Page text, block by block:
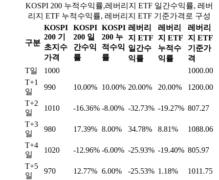
KOSPI 200 누적수익률,레버리지 ETF 일간수익률, 레버
리지 ETF 누적수익률, 레버리지 ETF 기준가격로 구성
구분
KOSPI
200 기
초지수
가격
KOSPI
200 일
간수익
률
KOSPI
200 누
적수익
률
레버리
지 ETF
일간수
익률
레버리
지 ETF
누적수
익률
레버리
지 ETF
기준가
격
T일
1000
1000.00
T+1
일
990 10.00% 10.00% 20.00% 20.00%
1200.00
T+2
일
1010 -16.36% -8.00% -32.73% -19.27% 807.27
T+3
일
980 17.39% 8.00% 34.78% 8.81%
1088.06
T+4
일
1020 -12.96% -6.00% -25.93% -19.40% 805.97
T+5
일
970 12.77% 6.00% -25.53% 1.18%
1011.75